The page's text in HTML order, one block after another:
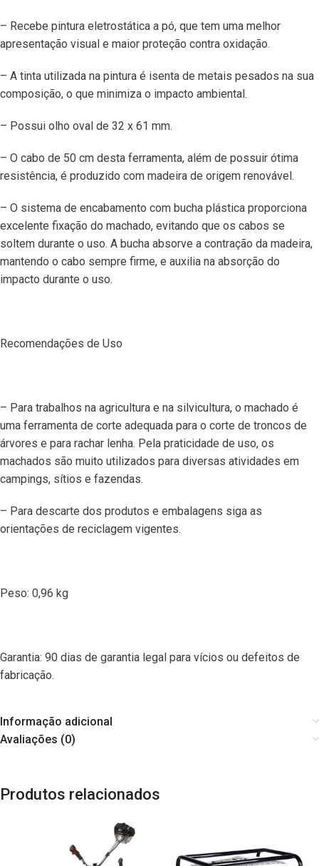
– Recebe pintura eletrostática a pó, que tem uma melhor
apresentação visual e maior proteção contra oxidação.
– A tinta utilizada na pintura é isenta de metais pesados na sua
composição, o que minimiza o impacto ambiental.
– Possui olho oval de 32 x 61 mm.
– O cabo de 50 cm desta ferramenta, além de possuir ótima
resistência, é produzido com madeira de origem renovável.
– O sistema de encabamento com bucha plástica proporciona
excelente fixação do machado, evitando que os cabos se
soltem durante o uso. A bucha absorve a contração da madeira,
mantendo o cabo sempre firme, e auxilia na absorção do
impacto durante o uso.
Recomendações de Uso
– Para trabalhos na agricultura e na silvicultura, o machado é
uma ferramenta de corte adequada para o corte de troncos de
árvores e para rachar lenha. Pela praticidade de uso, os
machados são muito utilizados para diversas atividades em
campings, sítios e fazendas.
– Para descarte dos produtos e embalagens siga as
orientações de reciclagem vigentes.
Peso: 0,96 kg
Garantia: 90 dias de garantia legal para vícios ou defeitos de
fabricação.
Informação adicional
Avaliações (0)
Produtos relacionados